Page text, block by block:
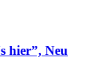
hier”, Neu